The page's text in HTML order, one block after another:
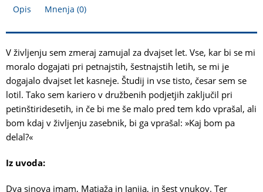
Opis Mnenja (0)
V življenju sem zmeraj zamujal za dvajset let. Vse, kar bi se mi
moralo dogajati pri petnajstih, šestnajstih letih, se mi je
dogajalo dvajset let kasneje. Študij in vse tisto, česar sem se
lotil. Tako sem kariero v družbenih podjetjih zaključil pri
petinštiridesetih, in če bi me še malo pred tem kdo vprašal, ali
bom kdaj v življenju zasebnik, bi ga vprašal: »Kaj bom pa
delal?«
Iz uvoda:
Dva sinova imam, Matjaža in Janija, in šest vnukov. Ter